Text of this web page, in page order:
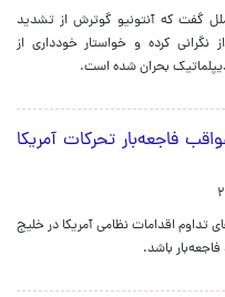
گفت که آنتونیو گوترش از تشدید
نگرانی کرده و خواستار خودداری از
بحران شده است.
فاجعه‌بار تحرکات آمریکا
تداوم اقدامات نظامی آمریکا در خلیج
باشد.